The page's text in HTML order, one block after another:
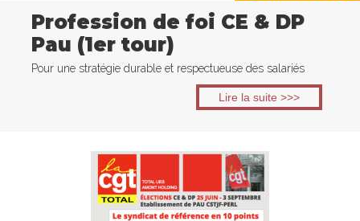
Profession de foi CE & DP
Pau (1er tour)
Pour une stratégie durable et respectueuse des salariés
Lire la suite >>>